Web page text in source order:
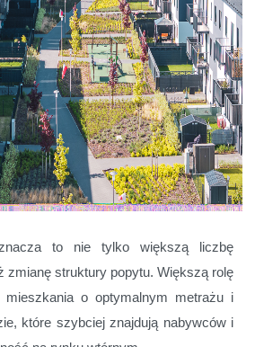
to nie tylko większą liczbę
zmianę struktury popytu. Większą rolę
mieszkania o optymalnym metrażu i
które szybciej znajdują nabywców i